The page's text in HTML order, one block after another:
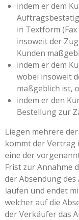
indem er dem
in Textform
insoweit der
Kunden
indem er dem
wobei insoweit
maßgeblich ist,
indem er den
Bestellung zur
Liegen mehrere
kommt der Vertrag
eine der
Frist zur Annahme
der Absendung
laufen und endet
welcher auf die
der Verkäufer das